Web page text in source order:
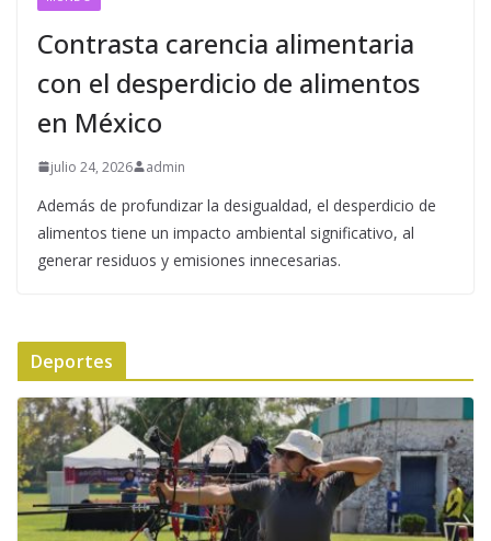
Contrasta carencia alimentaria
con el desperdicio de alimentos
en México
julio 24, 2026 admin
Además de profundizar la desigualdad, el desperdicio de
alimentos tiene un impacto ambiental significativo, al
generar residuos y emisiones innecesarias.
Deportes